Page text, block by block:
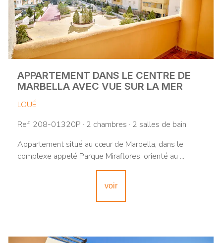
APPARTEMENT DANS LE CENTRE DE
MARBELLA AVEC VUE SUR LA MER
LOUÉ
Ref. 208-01320P · 2 chambres · 2 salles de bain
Appartement situé au cœur de Marbella, dans le
complexe appelé Parque Miraflores, orienté au ...
voir